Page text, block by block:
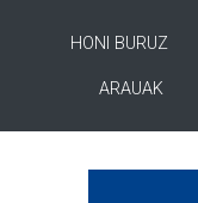
HONI BURUZ
ARAUAK